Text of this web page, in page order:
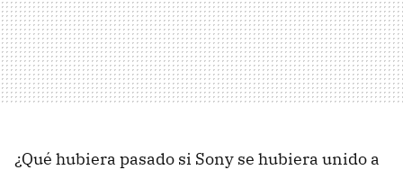
¿Qué hubiera pasado si Sony se hubiera unido a